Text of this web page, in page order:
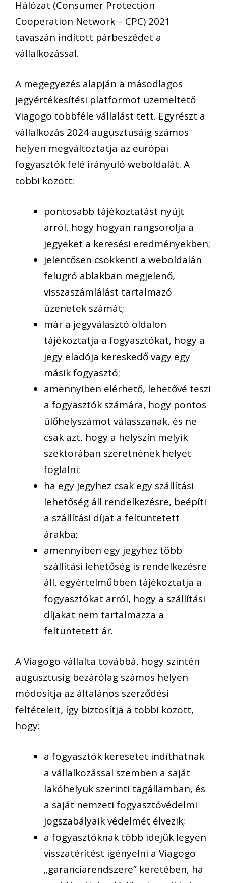
Hálózat (Consumer Protection
Cooperation Network – CPC) 2021
tavaszán indított párbeszédet a
vállalkozással.
A megegyezés alapján a másodlagos
jegyértékesítési platformot üzemeltető
Viagogo többféle vállalást tett. Egyrészt a
vállalkozás 2024 augusztusáig számos
helyen megváltoztatja az európai
fogyasztók felé irányuló weboldalát. A
többi között:
pontosabb tájékoztatást nyújt
arról, hogy hogyan rangsorolja a
jegyeket a keresési eredményekben;
jelentősen csökkenti a weboldalán
felugró ablakban megjelenő,
visszaszámlálást tartalmazó
üzenetek számát;
már a jegyválasztó oldalon
tájékoztatja a fogyasztókat, hogy a
jegy eladója kereskedő vagy egy
másik fogyasztó;
amennyiben elérhető, lehetővé teszi
a fogyasztók számára, hogy pontos
ülőhelyszámot válasszanak, és ne
csak azt, hogy a helyszín melyik
szektorában szeretnének helyet
foglalni;
ha egy jegyhez csak egy szállítási
lehetőség áll rendelkezésre, beépíti
a szállítási díjat a feltüntetett
árakba;
amennyiben egy jegyhez több
szállítási lehetőség is rendelkezésre
áll, egyértelműbben tájékoztatja a
fogyasztókat arról, hogy a szállítási
díjakat nem tartalmazza a
feltüntetett ár.
AViagogo vállalta továbbá, hogy szintén
augusztusig bezárólag számos helyen
módosítja az általános szerződési
feltételeit, így biztosítja a többi között,
hogy:
a fogyasztók keresetet indíthatnak
a vállalkozással szemben a saját
lakóhelyük szerinti tagállamban, és
a saját nemzeti fogyasztóvédelmi
jogszabályaik védelmét élvezik;
a fogyasztóknak több idejük legyen
visszatérítést igényelni a Viagogo
„garanciarendszere” keretében, ha